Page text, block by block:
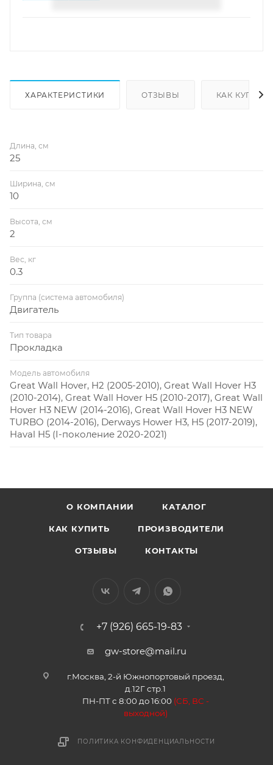
ХАРАКТЕРИСТИКИ ОТЗЫВЫ КАК КУПИТЬ
Длина, см
25
Ширина, см
10
Высота, см
2
Вес, кг
0.3
Группа (система автомобиля)
Двигатель
Тип товара
Прокладка
Модель автомобиля
Great Wall Hover, H2 (2005-2010), Great Wall Hover H3
(2010-2014), Great Wall Hover H5 (2010-2017), Great Wall
Hover H3 NEW (2014-2016), Great Wall Hover H3 NEW
TURBO (2014-2016), Derways Hower H3, H5 (2017-2019),
Haval H5 (I-поколение 2020-2021)
О КОМПАНИИ КАТАЛОГ
КАК КУПИТЬ ПРОИЗВОДИТЕЛИ
ОТЗЫВЫ КОНТАКТЫ
+7 (926) 665-19-83
gw-store@mail.ru
г.Москва, 2-й Южнопортовый проезд,
д.12Г стр.1
ПН-ПТ с 8:00 до 16:00 (СБ, ВС -
выходной)
ПОЛИТИКА КОНФИДЕНЦИАЛЬНОСТИ